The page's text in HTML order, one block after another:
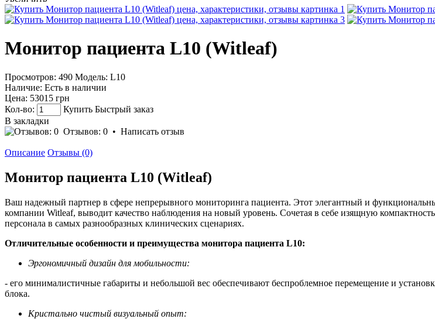
Монитор пациента L10 (Witleaf)
Просмотров: 490 Модель: L10
Наличие: Есть в наличии
Цена: 53015 грн
Кол-во:
Купить Быстрый заказ
В закладки
Отзывов: 0 • Написать отзыв
Описание Отзывы (0)
Монитор пациента L10 (Witleaf)
Ваш надежный партнер в сфере непрерывного мониторинга пациента. Этот элегантный и
компании Witleaf, выводит качество наблюдения на новый уровень. Сочетая в себе изящную
персонала в самых разнообразных клинических сценариях.
Отличительные особенности и преимущества монитора пациента L10:
Эргономичный дизайн для мобильности:
- его минималистичные габариты и небольшой вес обеспечивают беспроблемное перемещение и
блока.
Кристально чистый визуальный опыт: